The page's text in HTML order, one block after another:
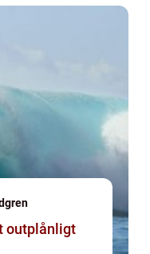
outplånligt